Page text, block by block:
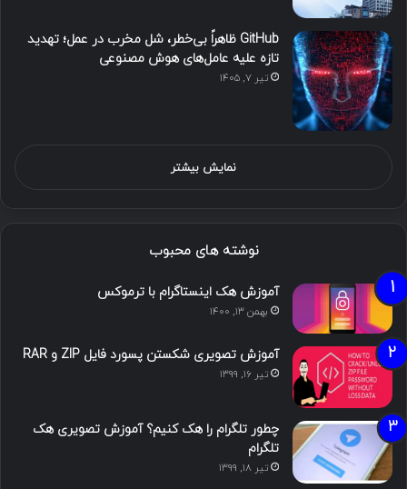
GitHub ظاهراً بی‌خطر، شل مخرب در عمل؛ تهدید
تازه علیه عامل‌های هوش مصنوعی
تیر ۷, ۱۴۰۵
نمایش بیشتر
نوشته های محبوب
آموزش هک اینستاگرام با ترموکس
بهمن ۱۳, ۱۴۰۰
آموزش تصویری شکستن پسورد فایل ZIP و RAR
تیر ۱۶, ۱۳۹۹
چطور تلگرام را هک کنیم؟ آموزش تصویری هک
تلگرام
تیر ۱۸, ۱۳۹۹